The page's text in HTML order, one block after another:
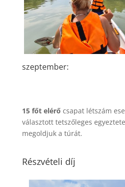
szeptember:
15 főt elérő csapat létszám
választott tetszőleges
megoldjuk a túrát.
Részvételi díj